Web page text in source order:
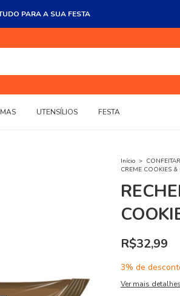
PARA A SUA FESTA
UTENSÍLIOS FESTA
Início >
CREME COOKIES &
R$32,99
3% de
Ver mais detalhes